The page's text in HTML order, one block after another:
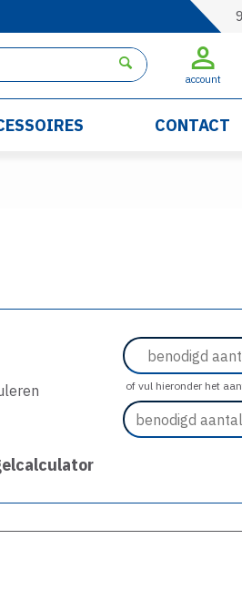
account
CONTACT
of vul hieronder het